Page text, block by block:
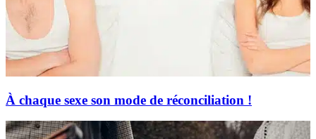
À chaque sexe son mode de réconciliation !